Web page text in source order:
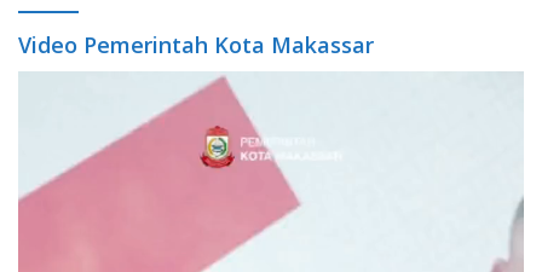
Video Pemerintah Kota Makassar